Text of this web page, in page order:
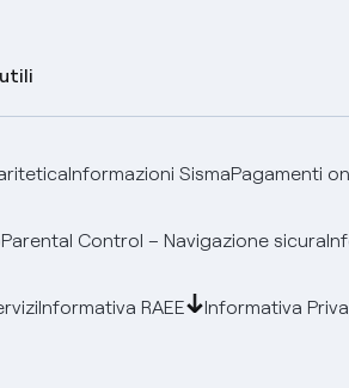
Informazioni SismaPagamenti
Parental Control – Navigazione sicura
Informativa RAEE Informativa